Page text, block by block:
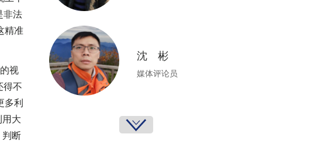
非法
精准
视
得不
多利
大
判断
沈 彬
媒体评论员